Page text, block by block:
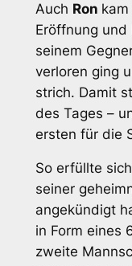
Auch Ron
Eröffnung
seinem
verloren ging
strich. Damit
des Tages –
ersten für die
So erfüllte
seiner
angekündigt
in Form eines
zweite